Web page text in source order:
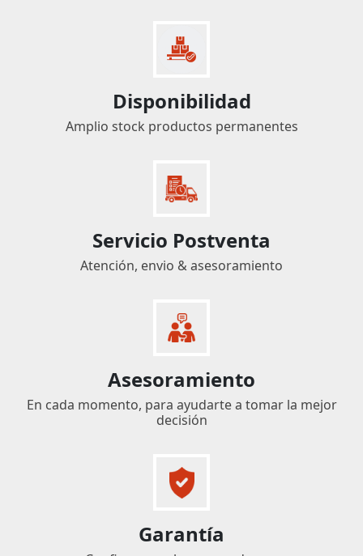
Disponibilidad
Amplio stock productos permanentes
Servicio Postventa
Atención, envio & asesoramiento
Asesoramiento
En cada momento, para ayudarte a tomar la mejor
decisión
Garantía